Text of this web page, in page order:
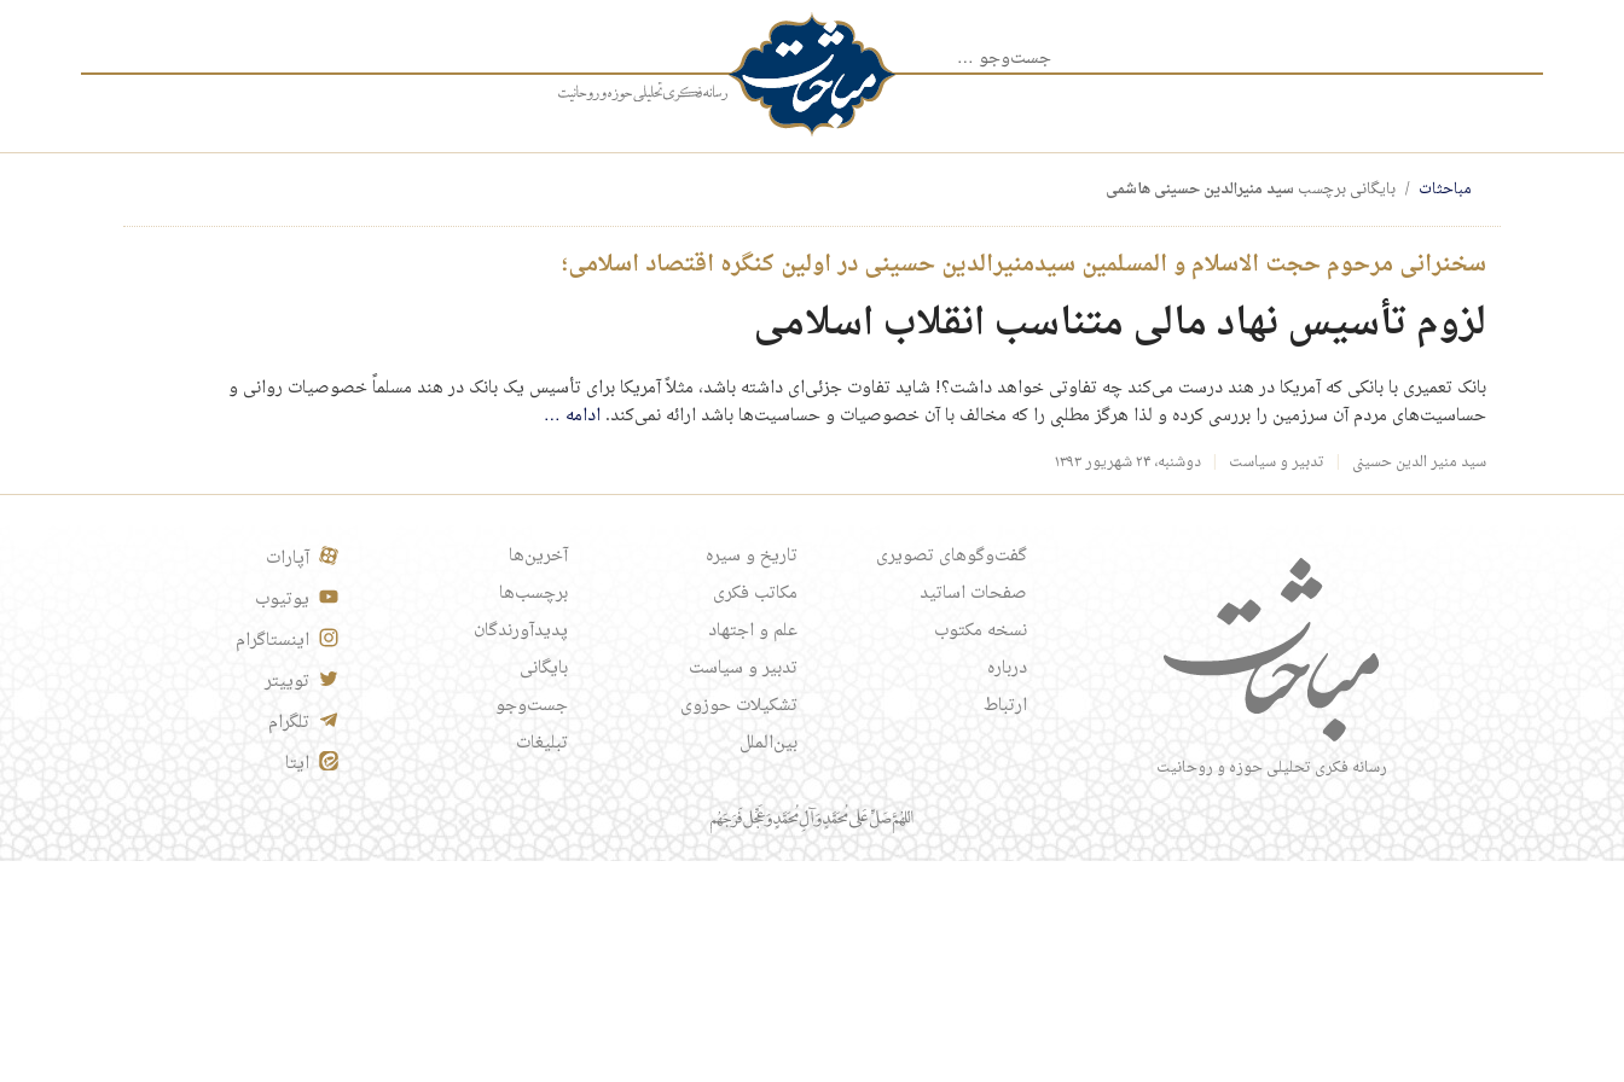
جست‌وجو برای:
مباحثات بایگانی برچسب سید منیرالدین حسینی هاشمی
سخنرانی مرحوم حجت الاسلام و المسلمین سیدمنیرالدین حسینی در اولین کنگره اقتصاد اسلامی؛
لزوم تأسیس نهاد مالی متناسب انقلاب اسلامی
بانک تعمیری با بانکی که آمریکا در هند درست می‌کند چه تفاوتی خواهد داشت؟! شاید تفاوت جزئی‌­ای داشته باشد، مثلاً آمریکا برای تأسیس یک بانک در هند مسلماً خصوصیات روانی و
حساسیت‌های مردم آن سرزمین را بررسی کرده و لذا هرگز مطلبی را که مخالف با آن خصوصیات و حساسیت‌ها باشد ارائه نمی‌کند.ادامه …
سید منیر الدین حسینی تدبیر و سیاست دوشنبه، ۲۴ شهریور ۱۳۹۳
رسانه فکری تحلیلی حوزه و روحانیت
گفت‌وگوهای تصویری
صفحات اساتید
نسخه مکتوب
درباره
ارتباط
تاریخ و سیره
مکاتب فکری
علم و اجتهاد
تدبیر و سیاست
تشکیلات حوزوی
بین‌الملل
آخرین‌ها
برچسب‌ها
پدیدآورندگان
بایگانی
جست‌وجو
تبلیغات
آپارات
یوتیوب
اینستاگرام
توییتر
تلگرام
ایتا